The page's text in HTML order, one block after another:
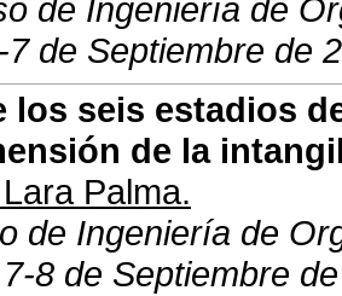
de Ingeniería de
de Septiembre de
los seis estadios
de la
Palma.
de Ingeniería de
8 de Septiembre